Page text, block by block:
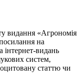
видання «Агрономія
на
видань
систем,
статтю чи